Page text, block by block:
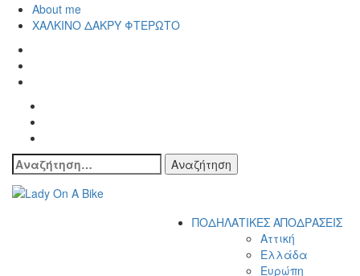
About me
ΧΑΛΚΙΝΟ ΔΑΚΡΥ ΦΤΕΡΩΤΟ
Αναζήτηση
για:
ΠΟΔΗΛΑΤΙΚΕΣ ΑΠΟΔΡΑΣΕΙΣ
Αττική
Ελλάδα
Ευρώπη